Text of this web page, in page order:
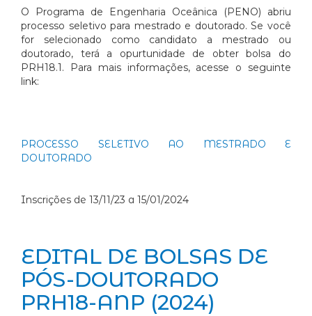
O Programa de Engenharia Oceânica (PENO) abriu
processo seletivo para mestrado e doutorado. Se você
for selecionado como candidato a mestrado ou
doutorado, terá a opurtunidade de obter bolsa do
PRH18.1.
Para mais informações, acesse o seguinte
link:
PROCESSO SELETIVO AO MESTRADO E
DOUTORADO
Inscrições de 13/11/23 a 15/01/2024
EDITAL DE BOLSAS DE
PÓS-DOUTORADO
PRH18-ANP (2024)